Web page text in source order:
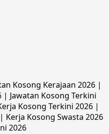
Kosong Kerajaan 2026 |
| Jawatan Kosong Terkini
Kosong Terkini 2026 |
Kerja Kosong Swasta 2026
2026